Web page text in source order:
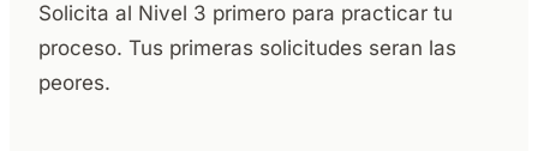
Solicita al Nivel 3 primero para practicar tu
proceso. Tus primeras solicitudes seran las
peores.